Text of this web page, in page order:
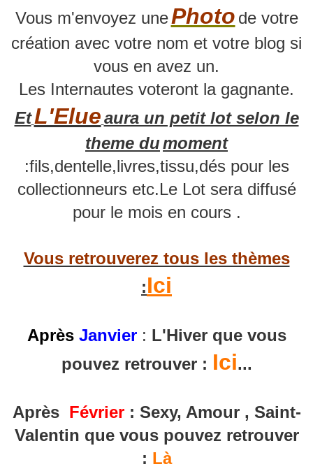
Vous m'envoyez unePhoto de votre
création avec votre nom et votre blog si
vous en avez un.
Les Internautes voteront la gagnante.
EtL'Elueaura un petit lot selon le
theme dumoment
:fils,dentelle,livres,tissu,dés pour les
collectionneurs etc.Le Lot sera diffusé
pour le mois en cours .
Vous retrouverez tous les thèmes
:Ici
AprèsJanvier: L'Hiver que vous
pouvez retrouver : Ici...
Après Février: Sexy, Amour , Saint-
Valentin que vous pouvez retrouver
: Là